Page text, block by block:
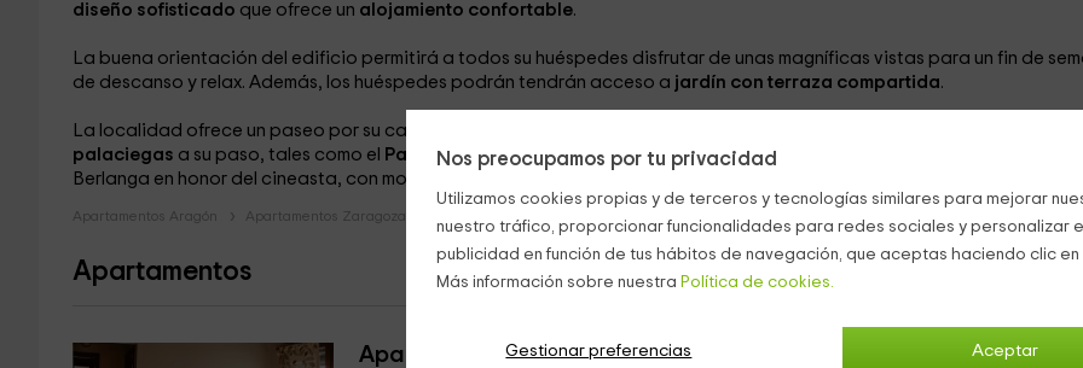
Nos preocupamos por tu privacidad
Utilizamos cookies propias y de terceros y tecnologías similares para mejorar
nuestro tráfico, proporcionar funcionalidades para redes sociales y personalizar
publicidad en función de tus hábitos de navegación, que aceptas haciendo clic
Más información sobre nuestra Política de cookies.
Aceptar
Gestionar preferencias
diseño sofisticado que ofrece un alojamiento confortable.
La buena orientación del edificio permitirá a todos su huéspedes disfrutar de unas magníficas vistas para un fin de
de descanso y relax. Además, los huéspedes podrán tendrán acceso a jardín con terraza compartida.
La localidad ofrece un paseo por su casco urbano en el que el viajero podrá contemplar las
palaciegas a su paso, tales como el Palacio de Sadao la Parroquia de San Esteban. Incluida una escultura de Luis
Berlanga en honor del cineasta, con motivo del rodaje en la localida de la película 'La Vaquilla'.
Apartamentos Aragón Apartamentos Zaragoza
Apartamentos
Apartamento María / Apto Dúplex Grande